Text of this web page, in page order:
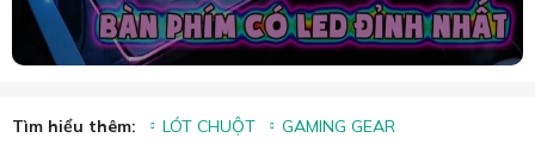
Tìm hiểu thêm: LÓT CHUỘT
GAMING GEAR